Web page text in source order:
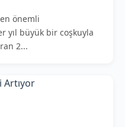
önemli
yıl büyük bir coşkuyla
2...